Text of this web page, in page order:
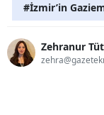
#İzmir’in
Zehranur